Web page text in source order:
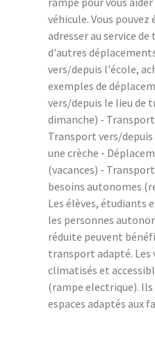
véhicule. Vous
adresser au service
d'autres
vers/depuis l'école,
exemples de
vers/depuis le lieu de
dimanche) -
Transport vers/
une crèche -
(vacances) -
besoins autonomes
Les élèves, étudiants
les personnes
réduite peuvent
transport adapté. Les
climatisés et
(rampe electrique). Ils
espaces adaptés aux